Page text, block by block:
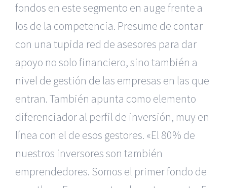
fondos en este segmento en auge frente a
los de la competencia. Presume de contar
con una tupida red de asesores para dar
apoyo no solo financiero, sino también a
nivel de gestión de las empresas en las que
entran. También apunta como elemento
diferenciador al perfil de inversión, muy en
línea con el de esos gestores. «El 80% de
nuestros inversores son también
emprendedores. Somos el primer fondo de